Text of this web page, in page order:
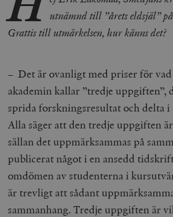
utnämnd till ”årets eldsjäl”
Grattis till utmärkelsen, hur känns det?
– Det är ovanligt med priser för
akademin kallar ”tredje uppgiften”,
sprida forskningsresultat och delta i
Alla säger att den tredje uppgiften
sällan det uppmärksammas på
publicerat något i en ansedd
omdömen av studenterna i
är trevligt att sådant
sammanhang. Tredje uppgiften är